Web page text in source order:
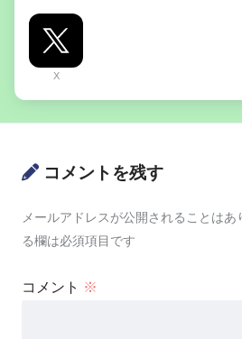
X
コメントを残す
メールアドレスが公開されることはあ
る欄は必須項目です
コメント ※